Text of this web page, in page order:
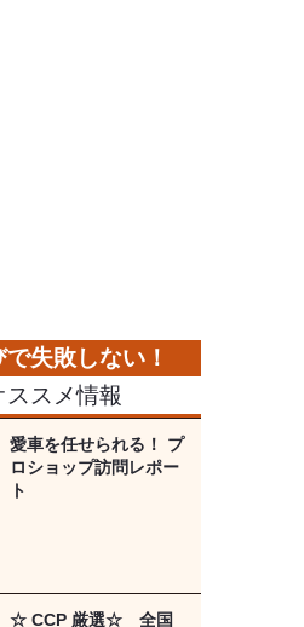
ススメ情報
愛車を任せられる！ プ
ロショップ訪問レポー
ト
☆ CCP 厳選☆ 全国